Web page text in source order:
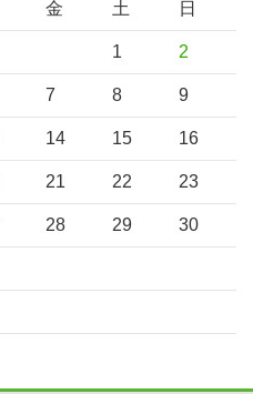
金 土 日
1 2
7 8 9
14 15 16
21 22 23
28 29 30